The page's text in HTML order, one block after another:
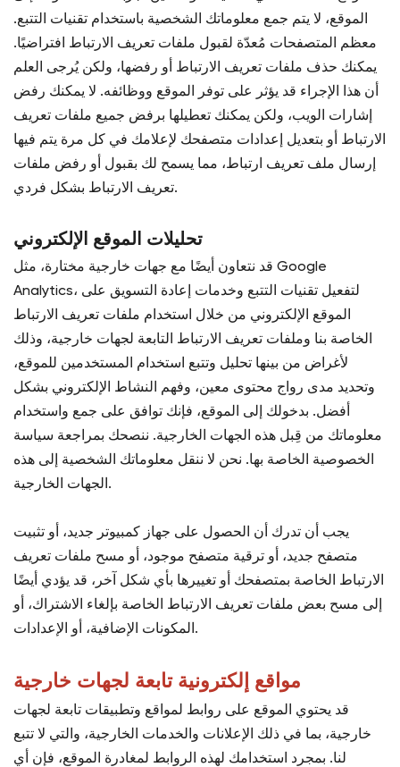
الموقع، لا يتم جمع معلوماتك الشخصية باستخدام تقنيات التتبع.
معظم المتصفحات مُعدّة لقبول ملفات تعريف الارتباط افتراضيًا.
يمكنك حذف ملفات تعريف الارتباط أو رفضها، ولكن يُرجى العلم
أن هذا الإجراء قد يؤثر على توفر الموقع ووظائفه. لا يمكنك رفض
إشارات الويب، ولكن يمكنك تعطيلها برفض جميع ملفات تعريف
الارتباط أو بتعديل إعدادات متصفحك لإعلامك في كل مرة يتم فيها
إرسال ملف تعريف ارتباط، مما يسمح لك بقبول أو رفض ملفات
تعريف الارتباط بشكل فردي.
تحليلات الموقع الإلكتروني
قد نتعاون أيضًا مع جهات خارجية مختارة، مثل Google
Analytics، لتفعيل تقنيات التتبع وخدمات إعادة التسويق على
الموقع الإلكتروني من خلال استخدام ملفات تعريف الارتباط
الخاصة بنا وملفات تعريف الارتباط التابعة لجهات خارجية، وذلك
لأغراض من بينها تحليل وتتبع استخدام المستخدمين للموقع،
وتحديد مدى رواج محتوى معين، وفهم النشاط الإلكتروني بشكل
أفضل. بدخولك إلى الموقع، فإنك توافق على جمع واستخدام
معلوماتك من قِبل هذه الجهات الخارجية. ننصحك بمراجعة سياسة
الخصوصية الخاصة بها. نحن لا ننقل معلوماتك الشخصية إلى هذه
الجهات الخارجية.
يجب أن تدرك أن الحصول على جهاز كمبيوتر جديد، أو تثبيت
متصفح جديد، أو ترقية متصفح موجود، أو مسح ملفات تعريف
الارتباط الخاصة بمتصفحك أو تغييرها بأي شكل آخر، قد يؤدي أيضًا
إلى مسح بعض ملفات تعريف الارتباط الخاصة بإلغاء الاشتراك، أو
المكونات الإضافية، أو الإعدادات.
مواقع إلكترونية تابعة لجهات خارجية
قد يحتوي الموقع على روابط لمواقع وتطبيقات تابعة لجهات
خارجية، بما في ذلك الإعلانات والخدمات الخارجية، والتي لا تتبع
لنا. بمجرد استخدامك لهذه الروابط لمغادرة الموقع، فإن أي